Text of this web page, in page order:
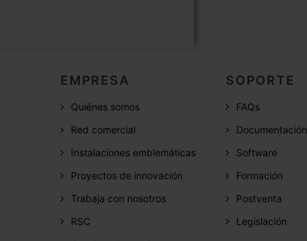
EMPRESA
Quiénes somos
Red comercial
Instalaciones emblemáticas
Proyectos de innovación
Trabaja con nosotros
RSC
SOPORTE
FAQs
Documentación
Software
Formación
Postventa
Legislación